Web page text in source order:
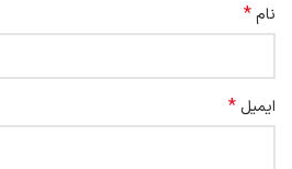
نام*
ایمیل *